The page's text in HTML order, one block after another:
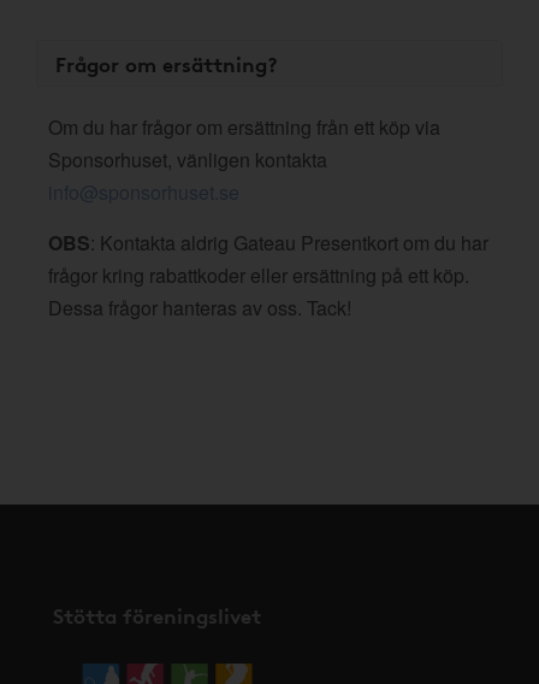
Frågor om ersättning?
Om du har frågor om ersättning från ett köp via
Sponsorhuset, vänligen kontakta
info@sponsorhuset.se
OBS: Kontakta aldrig Gateau Presentkort om du har
frågor kring rabattkoder eller ersättning på ett köp.
Dessa frågor hanteras av oss. Tack!
Stötta föreningslivet